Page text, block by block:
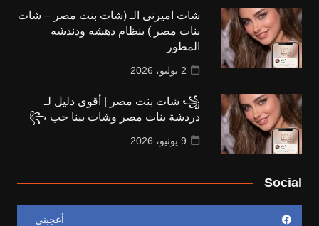
شات اميرتى الـ (شات بنت مصر – شات
بنات مصر ) بنظام دهشه ودندشه
المطور
2 يوليو، 2026
꧁ شات بنت مصر | أقوى دليل لـ
دردشة بنات مصر وشات بينا حب ꧂
9 يونيو، 2026
Social
أعجبني